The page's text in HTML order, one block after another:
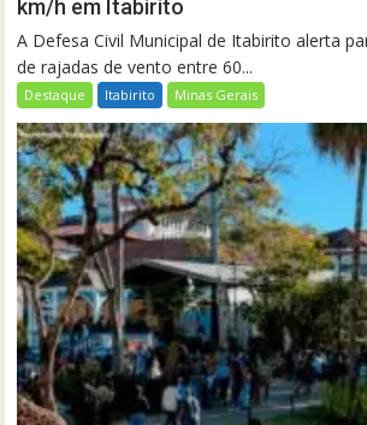
km/h em Itabirito
A Defesa Civil Municipal de Itabirito alerta
de rajadas de vento entre 60...
Destaque Itabirito Minas Gerais